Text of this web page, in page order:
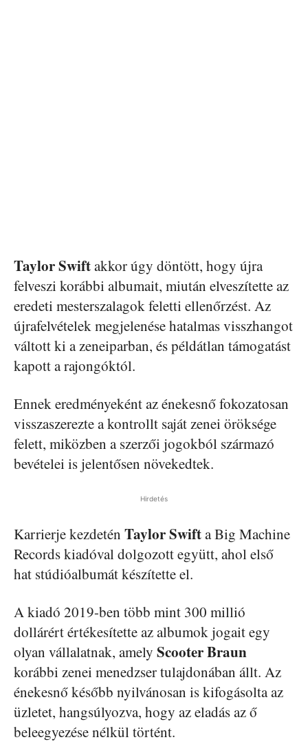
Taylor Swiftakkor úgy döntött, hogy újra
felveszi korábbi albumait, miután elveszítette az
eredeti mesterszalagok feletti ellenőrzést. Az
újrafelvételek megjelenése hatalmas visszhangot
váltott ki a zeneiparban, és példátlan támogatást
kapott a rajongóktól.
Ennek eredményeként az énekesnő fokozatosan
visszaszerezte a kontrollt saját zenei öröksége
felett, miközben a szerzői jogokból származó
bevételei is jelentősen növekedtek.
Hirdetés
Karrierje kezdetén Taylor Swifta Big Machine
Records kiadóval dolgozott együtt, ahol első
hat stúdióalbumát készítette el.
A kiadó 2019-ben több mint 300 millió
dollárért értékesítette az albumok jogait egy
olyan vállalatnak, amely Scooter Braun
korábbi zenei menedzser tulajdonában állt. Az
énekesnő később nyilvánosan is kifogásolta az
üzletet, hangsúlyozva, hogy az eladás az ő
beleegyezése nélkül történt.